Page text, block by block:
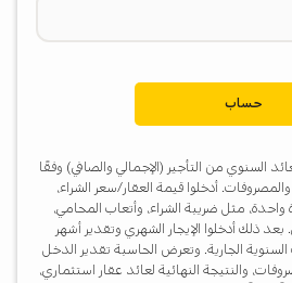
حساب
السنوي من التأجير (الإجمالي والصافي) وفقًا
أدخلوا قيمة العقار/سعر الشراء،
واحدة، مثل ضريبة الشراء، وأتعاب المحامي،
بعد ذلك أدخلوا الإيجار الشهري وتقدير أشهر
السنوية الجارية. وتعرض الحاسبة تقدير الدخل
والنتيجة النهائية لعائد عقار استثماري،